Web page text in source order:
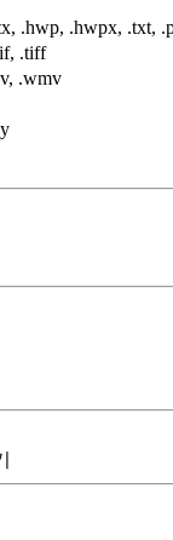
.hwp, .hwpx, .txt,
.tiff
.wmv